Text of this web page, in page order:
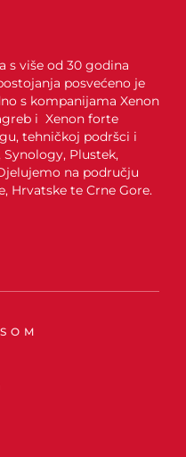
s više od 30 godina
posvećeno je
s kompanijama Xenon
i Xenon forte
tehničkoj podršci i
Plustek,
na području
Hrvatske te Crne Gore.